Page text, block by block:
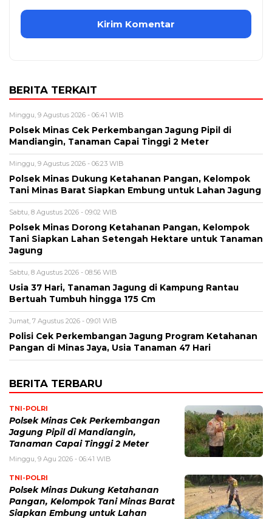
BERITA TERKAIT
Minggu, 9 Agustus 2026 - 06:41 WIB
Polsek Minas Cek Perkembangan Jagung Pipil di
Mandiangin, Tanaman Capai Tinggi 2 Meter
Minggu, 9 Agustus 2026 - 06:23 WIB
Polsek Minas Dukung Ketahanan Pangan, Kelompok
Tani Minas Barat Siapkan Embung untuk Lahan Jagung
Sabtu, 8 Agustus 2026 - 09:02 WIB
Polsek Minas Dorong Ketahanan Pangan, Kelompok
Tani Siapkan Lahan Setengah Hektare untuk Tanaman
Jagung
Sabtu, 8 Agustus 2026 - 08:56 WIB
Usia 37 Hari, Tanaman Jagung di Kampung Rantau
Bertuah Tumbuh hingga 175 Cm
Jumat, 7 Agustus 2026 - 09:01 WIB
Polisi Cek Perkembangan Jagung Program Ketahanan
Pangan di Minas Jaya, Usia Tanaman 47 Hari
BERITA TERBARU
TNI-POLRI
Polsek Minas Cek Perkembangan
Jagung Pipil di Mandiangin,
Tanaman Capai Tinggi 2 Meter
Minggu, 9 Agu 2026 - 06:41 WIB
TNI-POLRI
Polsek Minas Dukung Ketahanan
Pangan, Kelompok Tani Minas Barat
Siapkan Embung untuk Lahan